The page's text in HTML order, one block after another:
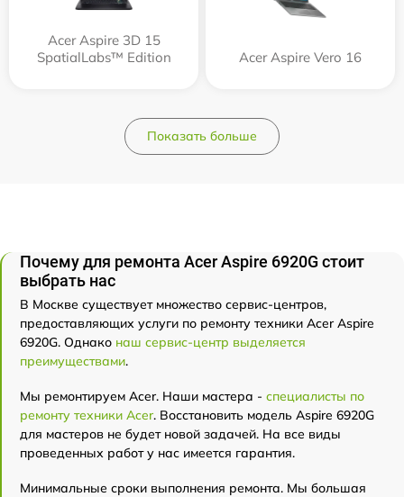
Acer Aspire 3D 15
SpatialLabs™ Edition
Acer Aspire Vero 16
Показать больше
Почему для ремонта Acer Aspire 6920G стоит
выбрать нас
В Москве существует множество сервис-центров,
предоставляющих услуги по ремонту техники Acer Aspire
6920G. Однако наш сервис-центр выделяется
преимуществами.
Мы ремонтируем Acer. Наши мастера - специалисты по
ремонту техники Acer. Восстановить модель Aspire 6920G
для мастеров не будет новой задачей. На все виды
проведенных работ у нас имеется гарантия.
Минимальные сроки выполнения ремонта. Мы большая